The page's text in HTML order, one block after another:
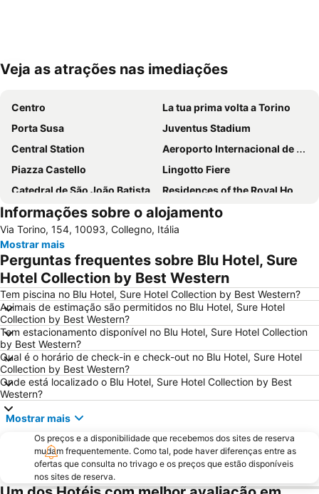
Ampliar mapa
Veja as atrações nas imediações
Centro
La tua prima volta a Torino
Porta Susa
Juventus Stadium
Central Station
Aeroporto Internacional de Turim
Piazza Castello
Lingotto Fiere
Catedral de São João Batista
Residences of the Royal House of Savoy
Santa Rita da Cascia
Pozzo Strada
Olimpico
Palacio Real
Aurora
Torino Film Festival
Mole Antonelliana
San Paolo
Università degli Studi di Torino
San Domenico
Hafa Hammam
Reggia e parco di Venaria reale
Ponte Vittorio Emanuele I
Vanchiglia
Barriera di Milano
Informações sobre o alojamento
Via Torino, 154, 10093, Collegno, Itália
Mostrar mais
Perguntas frequentes sobre Blu Hotel, Sure
Hotel Collection by Best Western
Tem piscina no Blu Hotel, Sure Hotel Collection by Best Western?
Animais de estimação são permitidos no Blu Hotel, Sure Hotel
Collection by Best Western?
Tem estacionamento disponível no Blu Hotel, Sure Hotel Collection
by Best Western?
Qual é o horário de check-in e check-out no Blu Hotel, Sure Hotel
Collection by Best Western?
Onde está localizado o Blu Hotel, Sure Hotel Collection by Best
Western?
Mostrar mais
Os preços e a disponibilidade que recebemos dos sites de reserva
mudam frequentemente. Como tal, pode haver diferenças entre as
ofertas que consulta no trivago e os preços que estão disponíveis
nos sites de reserva.